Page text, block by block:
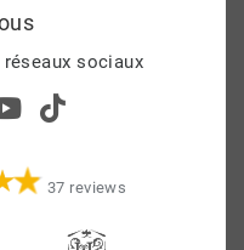
sociaux
37 reviews